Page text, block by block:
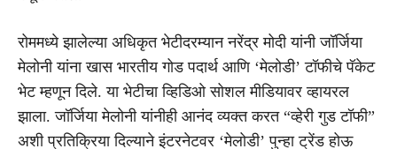
रोममध्ये झालेल्या अधिकृत भेटीदरम्यान नरेंद्र मोदी यांनी जॉर्जिया
मेलोनी यांना खास भारतीय गोड पदार्थ आणि ‘मेलोडी’ टॉफीचे पॅकेट
भेट म्हणून दिले. या भेटीचा व्हिडिओ सोशल मीडियावर व्हायरल
झाला. जॉर्जिया मेलोनी यांनीही आनंद व्यक्त करत “व्हेरी गुड टॉफी”
अशी प्रतिक्रिया दिल्याने इंटरनेटवर ‘मेलोडी’ पुन्हा ट्रेंड होऊ